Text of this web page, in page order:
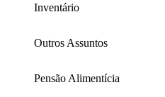
Inventário
Outros Assuntos
Pensão Alimentícia